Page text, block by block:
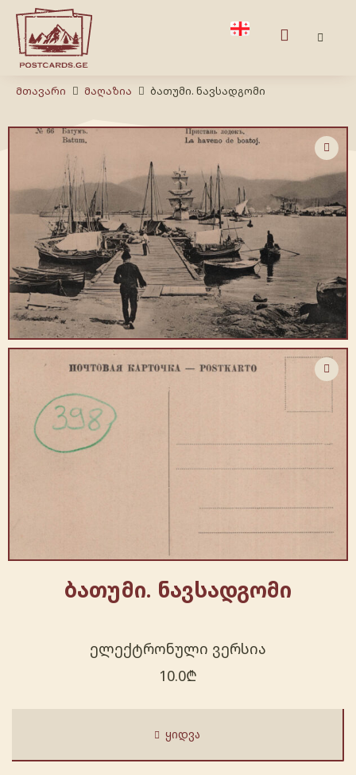
Მთავარი Მაღაზია ბათუმი. ნავსადგომი
ბათუმი. ნავსადგომი
ელექტრონული ვერსია
10.0₾
ᲧᲘᲓᲕᲐ